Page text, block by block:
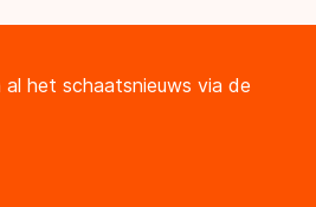
het schaatsnieuws via de